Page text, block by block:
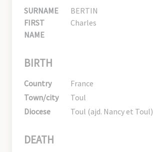
SURNAME
BERTIN
FIRST
NAME
Charles
BIRTH
Country
France
Town/city
Toul
Diocese
Toul (ajd. Nancy et Toul)
DEATH